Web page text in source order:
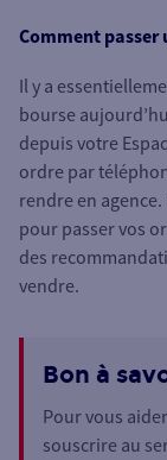
Comment passer
Il y a
bourse
depuis votre
ordre par
rendre en
pour passer vos
des
vendre.
Bon à
Pour vous
souscrire au